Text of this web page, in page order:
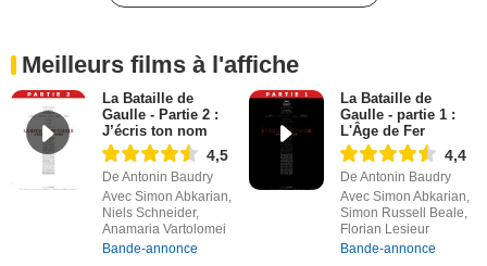
Meilleurs films à l'affiche
La Bataille de
Gaulle - Partie 2 :
J’écris ton nom
4,5
De Antonin Baudry
Avec Simon Abkarian,
Niels Schneider,
Anamaria Vartolomei
Bande-annonce
La Bataille de
Gaulle - partie 1 :
L'Âge de Fer
4,4
De Antonin Baudry
Avec Simon Abkarian,
Simon Russell Beale,
Florian Lesieur
Bande-annonce